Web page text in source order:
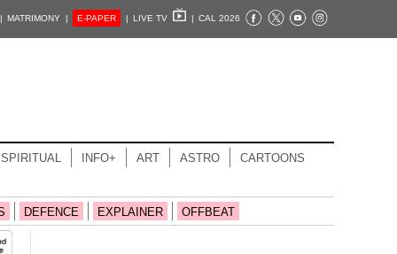
MATRIMONY | E-PAPER | LIVE TV | CAL 2026
SPIRITUAL INFO+ ART ASTRO CARTOONS
DEFENCE EXPLAINER OFFBEAT